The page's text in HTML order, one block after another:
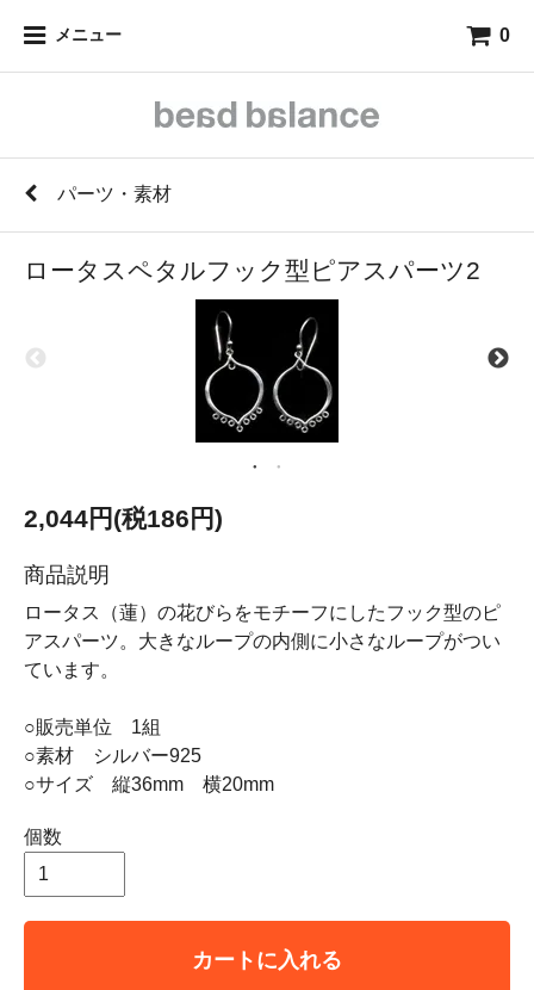
メニュー 0
パーツ・素材
ロータスペタルフック型ピアスパーツ2
2,044円(税186円)
商品説明
ロータス（蓮）の花びらをモチーフにしたフック型のピ
アスパーツ。大きなループの内側に小さなループがつい
ています。
○販売単位 1組
○素材 シルバー925
○サイズ 縦36mm 横20mm
個数
カートに入れる